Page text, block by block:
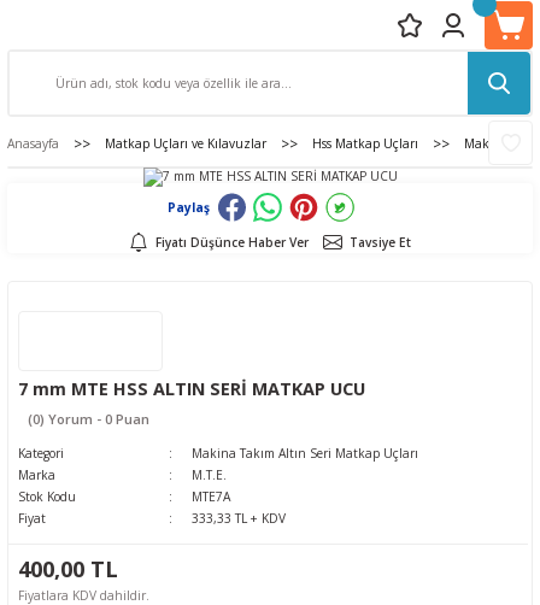
Anasayfa Matkap Uçları ve Kılavuzlar Hss Matkap Uçları Makina
Paylaş
Fiyatı Düşünce Haber Ver Tavsiye Et
7 mm MTE HSS ALTIN SERİ MATKAP UCU
(0) Yorum - 0 Puan
Kategori
Makina Takım Altın Seri Matkap Uçları
Marka
M.T.E.
Stok Kodu
MTE7A
Fiyat
333,33 TL + KDV
400,00 TL
Fiyatlara KDV dahildir.